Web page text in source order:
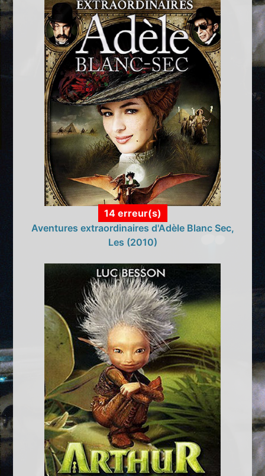
14 erreur(s)
Aventures extraordinaires d'Adèle Blanc Sec,
Les (2010)